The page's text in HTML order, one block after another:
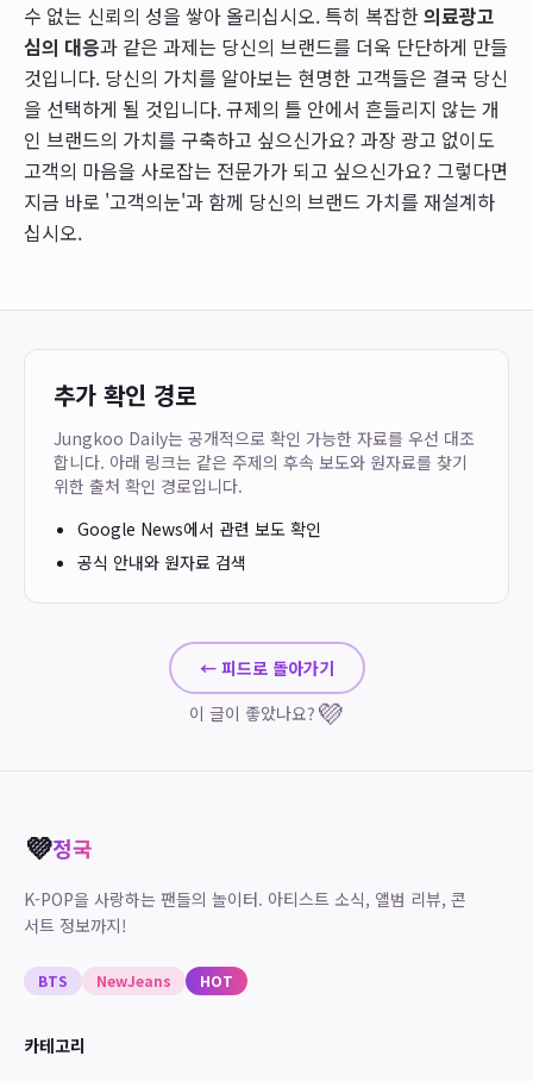
수 없는 신뢰의 성을 쌓아 올리십시오. 특히 복잡한의료광고
심의 대응과 같은 과제는 당신의 브랜드를 더욱 단단하게 만들
것입니다. 당신의 가치를 알아보는 현명한 고객들은 결국 당신
을 선택하게 될 것입니다. 규제의 틀 안에서 흔들리지 않는 개
인 브랜드의 가치를 구축하고 싶으신가요? 과장 광고 없이도
고객의 마음을 사로잡는 전문가가 되고 싶으신가요? 그렇다면
지금 바로 '고객의눈'과 함께 당신의 브랜드 가치를 재설계하
십시오.
추가 확인 경로
Jungkoo Daily는 공개적으로 확인 가능한 자료를 우선 대조
합니다. 아래 링크는 같은 주제의 후속 보도와 원자료를 찾기
위한 출처 확인 경로입니다.
Google News에서 관련 보도 확인
공식 안내와 원자료 검색
← 피드로 돌아가기
이 글이 좋았나요?💜
💜정국
K-POP을 사랑하는 팬들의 놀이터. 아티스트 소식, 앨범 리뷰, 콘
서트 정보까지!
BTS NewJeans HOT
카테고리